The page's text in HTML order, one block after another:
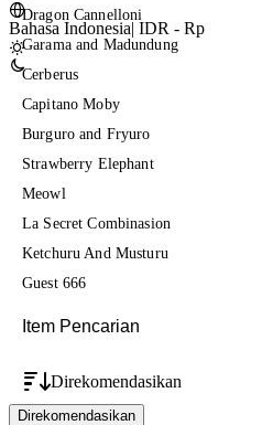
Bahasa Indonesia| IDR - Rp
Dragon Cannelloni
Garama and Madundung
Cerberus
Capitano Moby
Burguro and Fryuro
Strawberry Elephant
Meowl
La Secret Combinasion
Ketchuru And Musturu
Guest 666
Direkomendasikan
Direkomendasikan